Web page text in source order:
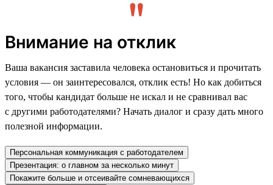
Внимание на отклик
Ваша вакансия заставила человека остановиться и прочитать
условия — он заинтересовался, отклик есть! Но как добиться
того, чтобы кандидат больше не искал и не сравнивал вас
с другими работодателями? Начать диалог и сразу дать много
полезной информации.
Персональная коммуникация с работодателем
Презентация: о главном за несколько минут
Покажите больше и отсеивайте сомневающихся